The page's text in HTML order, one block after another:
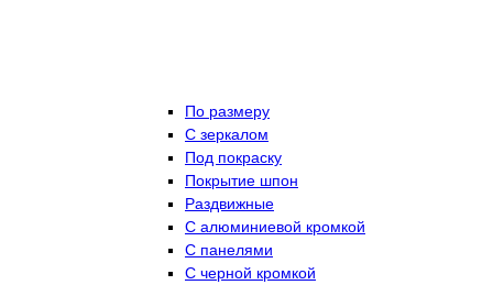
По размеру
C зеркалом
Под покраску
Покрытие шпон
Раздвижные
С алюминиевой кромкой
С панелями
С черной кромкой